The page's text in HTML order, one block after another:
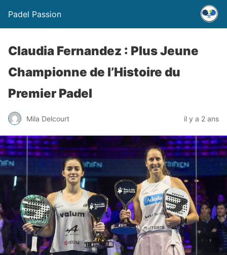
Padel Passion
Claudia Fernandez : Plus Jeune
Championne de l’Histoire du
Premier Padel
Mila Delcourt il y a 2 ans